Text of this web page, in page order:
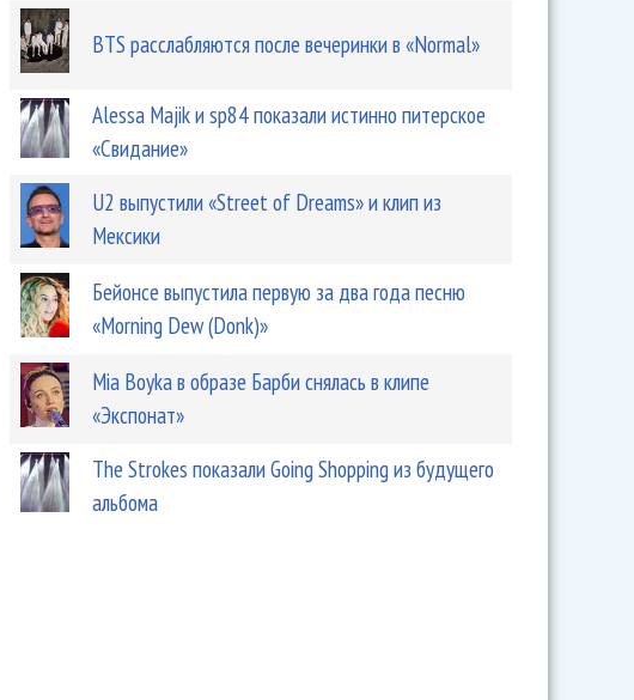
BTS расслабляются после вечеринки в «Normal»
Alessa Majik и sp84 показали истинно питерское
«Свидание»
U2 выпустили «Street of Dreams» и клип из
Мексики
Бейонсе выпустила первую за два года песню
«Morning Dew (Donk)»
Mia Boyka в образе Барби снялась в клипе
«Экспонат»
The Strokes показали Going Shopping из будущего
альбома